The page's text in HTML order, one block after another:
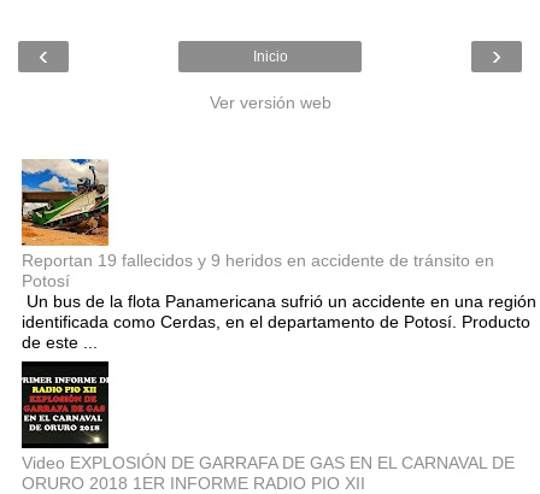
‹ ›
Inicio
Ver versión web
Reportan 19 fallecidos y 9 heridos en accidente de tránsito en
Potosí
Un bus de la flota Panamericana sufrió un accidente en una región
identificada como Cerdas, en el departamento de Potosí. Producto
de este ...
Video EXPLOSIÓN DE GARRAFA DE GAS EN EL CARNAVAL DE
ORURO 2018 1ER INFORME RADIO PIO XII